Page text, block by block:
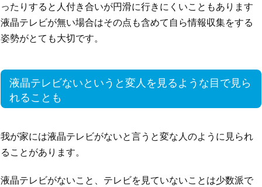
ったりすると人付き合いが円滑に行きにくいこともあります
液晶テレビが無い場合はその点も含めて自ら情報収集をする
姿勢がとても大切です。
液晶テレビないというと変人を見るような目で見ら
れることも
我が家には液晶テレビがないと言うと変な人のように見られ
ることがあります。
液晶テレビがないこと、テレビを見ていないことは少数派で